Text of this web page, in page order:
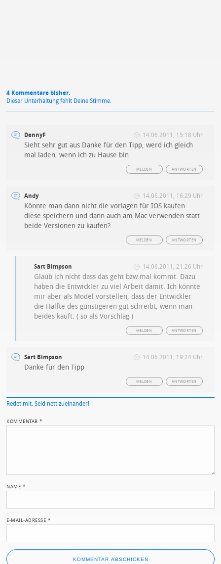
4 Kommentare bisher.
Dieser Unterhaltung fehlt Deine Stimme.
DennyF 14.06.2011, 15:18 Uhr
Sieht sehr gut aus Danke für den Tipp, werd ich gleich
mal laden, wenn ich zu Hause bin.
ANTWORTEN
MELDEN
Andy 14.06.2011, 16:29 Uhr
Könnte man dann nicht die vorlagen für IOS kaufen
diese speichern und dann auch am Mac verwenden statt
beide Versionen zu kaufen?
ANTWORTEN
MELDEN
Sart Bimpson 14.06.2011, 21:26 Uhr
Glaub ich nicht dass das geht bzw.mal kommt. Dazu
haben die Entwickler zu viel Arbeit damit. Ich könnte
mir aber als Model vorstellen, dass der Entwickler
die Hälfte des günstigeren gut schreibt, wenn man
beides kauft. ( so als Vorschlag )
ANTWORTEN
MELDEN
Sart Bimpson 14.06.2011, 19:24 Uhr
Danke für den Tipp
ANTWORTEN
MELDEN
Redet mit. Seid nett zueinander!
KOMMENTAR*
NAME *
E-MAIL-ADRESSE *